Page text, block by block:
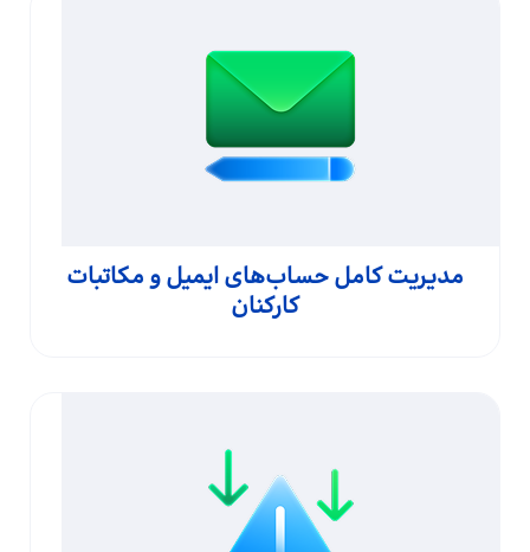
مدیریت کامل حساب‌های ایمیل و مکاتبات
کارکنان